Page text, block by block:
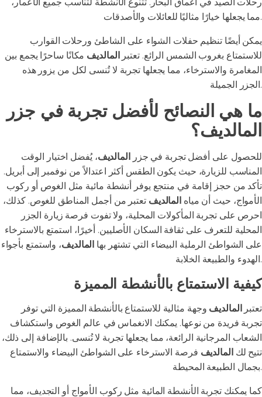
مما يجعلها خيارًا مثاليًا للعائلات والأصدقات.
يمكن أيضًا تنظيم حفلات الشواء على الشاطئ ورحلات القوارب
للاستمتاع بغروب الشمس الرائع. تعتبر المالديف مكانًا ساحرًا يجمع بين
المغامرة والاسترخاء، مما يجعلها تجربة لا تُنسى لكل من يزور هذه
الجزر الجميلة.
ما هي النصائح لأفضل تجربة في جزر
المالديف؟
للحصول على أفضل تجربة في جزر المالديف، يُفضل اختيار الوقت
المناسب للزيارة، حيث يكون الطقس أكثر اعتدالاً من نوفمبر إلى أبريل.
تأكد من حجز إقامة في منتجع يوفر أنشطة مائية مثل الغوص أو ركوب
الأمواج، حيث أن مياه المالديف تعتبر من أجمل المناطق للغوص. كذلك،
احرص على تجربة المأكولات المحلية، ولا تفوت فرصة زيارة الجزر
المحلية للتعرف على ثقافة السكان الأصليين. أخيرًا، استمتع بالاسترخاء
على الشواطئ الرملية البيضاء التي تشتهر بها المالديف، واستمتع بأجواء
الهدوء والطبيعة الخلابة.
كيفية الاستمتاع بالأنشطة المميزة
تعتبر المالديف وجهة مثالية للاستمتاع بالأنشطة المميزة التي توفر
تجربة فريدة من نوعها. يمكنك الانغماس في عالم الغوص واستكشاف
الشعاب المرجانية الرائعة، مما يجعلها تجربة لا تُنسى. بالإضافة إلى ذلك،
تتيح لك المالديف فرصة الاسترخاء على الشواطئ البيضاء والاستمتاع
بجمال الطبيعة المحيطة.
كما يمكنك تجربة الأنشطة المائية مثل ركوب الأمواج أو التجديف، مما